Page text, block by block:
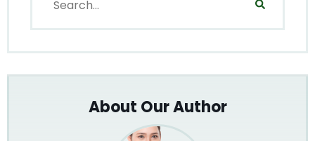
About Our Author